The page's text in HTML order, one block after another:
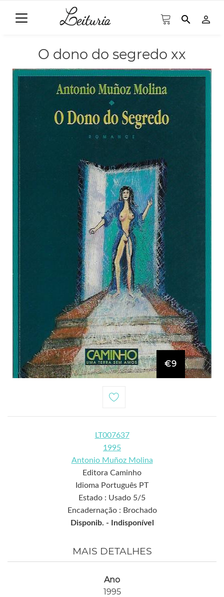
search person_outline
O dono do segredo xx
€9
LT007637
1995
Antonio Muñoz Molina
Editora Caminho
Idioma Português PT
Estado : Usado 5/5
Encadernação : Brochado
Disponib. -
Indisponível
MAIS DETALHES
Ano
1995